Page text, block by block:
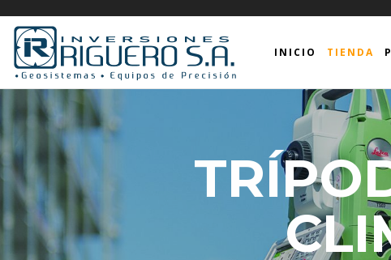
INICIO TIENDA